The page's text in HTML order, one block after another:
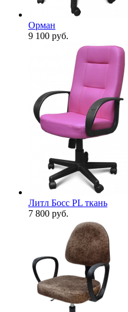
Орман
9 100 руб.
Литл Босс PL ткань
7 800 руб.